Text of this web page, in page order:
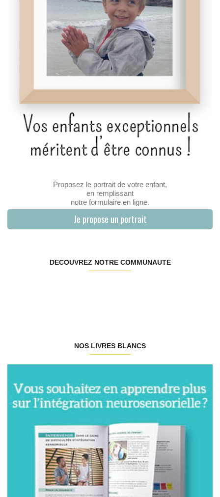
Proposez le portrait de votre enfant,
en remplissant
notre formulaire en ligne.
Je propose un portrait
DÉCOUVREZ NOTRE COMMUNAUTÉ
NOS LIVRES BLANCS